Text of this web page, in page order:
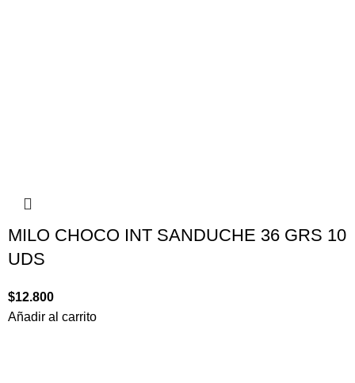
MILO CHOCO INT SANDUCHE 36 GRS 10
UDS
$12.800
Añadir al carrito